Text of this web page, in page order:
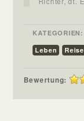
KATEGORIEN:
Leben
Reise
Bewertung: